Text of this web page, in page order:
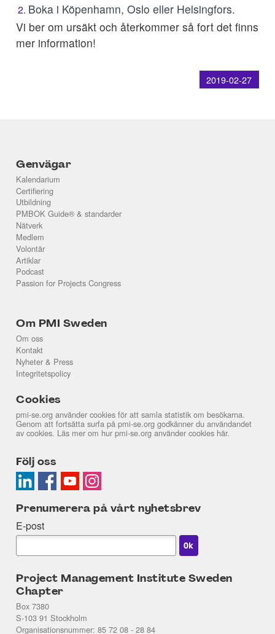
Boka i Köpenhamn, Oslo eller Helsingfors.
Vi ber om ursäkt och återkommer så fort det finns
mer information!
2019-02-27
Genvägar
Kalendarium
Certifiering
Utbildning
PMBOK Guide® & standarder
Nätverk
Medlem
Volontär
Artiklar
Podcast
Passion for Projects Congress
Om PMI Sweden
Om oss
Kontakt
Nyheter & Press
Integritetspolicy
Cookies
pmi-se.org använder cookies för att samla statistik om besökarna.
Genom att fortsätta surfa på pmi-se.org godkänner du användandet
av cookies. Läs mer om hur pmi-se.org använder cookies här.
Följ oss
Prenumerera på vårt nyhetsbrev
E-post
Project Management Institute Sweden
Chapter
Box 7380
S-103 91 Stockholm
Organisationsnummer: 85 72 08 - 28 84